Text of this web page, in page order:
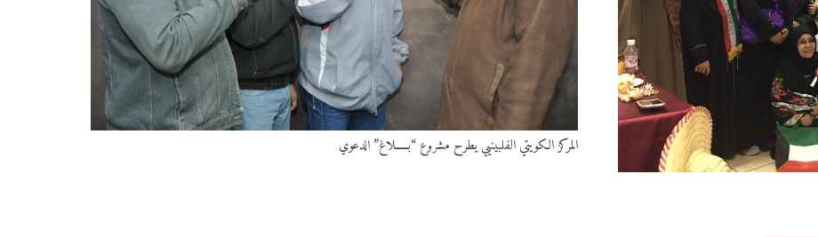
المركز الكويتي الفلبينيي يطرح مشروع “بـــــلاغ” الدعوي